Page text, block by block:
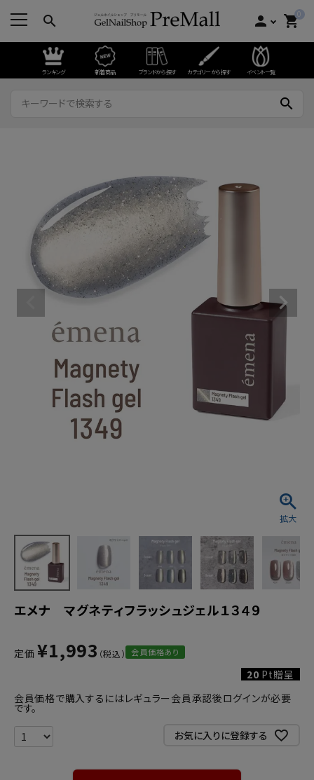
search person 0
shopping_cart
ランキング 新着商品 ブランドから探す カテゴリーから探す イベント一覧
search
エメナ マグネティフラッシュジェル１３４９
定価 ¥1,993 会員価格あり
20 Pt贈呈
会員価格で購入するにはレギュラー会員承認後ログインが必要
です。
お気に入りに登録する